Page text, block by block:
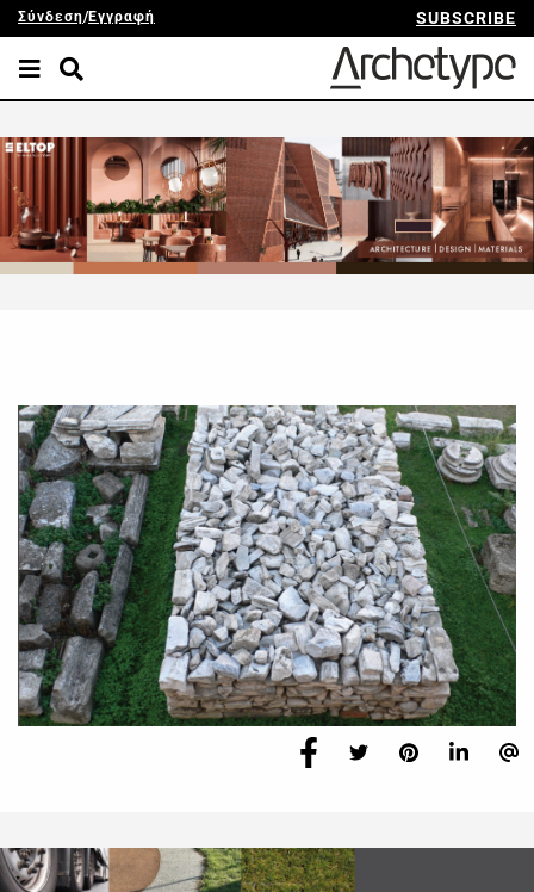
Σύνδεση/Εγγραφή SUBSCRIBE